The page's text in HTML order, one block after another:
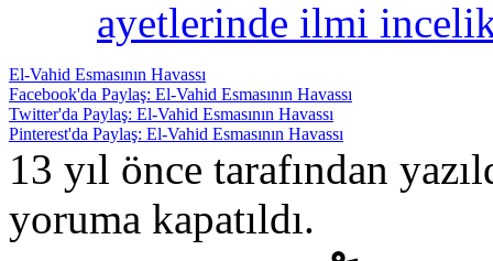
ayetlerinde ilmi
El-Vahid Esmasının Havassı
Facebook'da Paylaş: El-Vahid Esmasının Havassı
Twitter'da Paylaş: El-Vahid Esmasının Havassı
Pinterest'da Paylaş: El-Vahid Esmasının Havassı
13 yıl önce tarafından
yoruma kapatıldı.